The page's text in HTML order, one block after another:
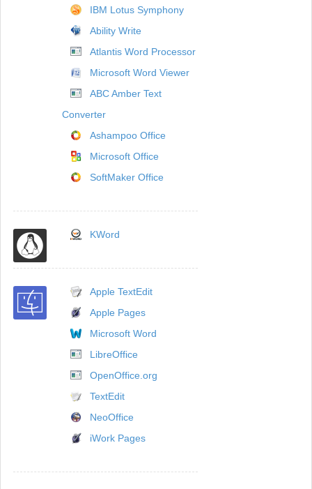
IBM Lotus Symphony
Ability Write
Atlantis Word Processor
Microsoft Word Viewer
ABC Amber Text
Converter
Ashampoo Office
Microsoft Office
SoftMaker Office
KWord
Apple TextEdit
Apple Pages
Microsoft Word
LibreOffice
OpenOffice.org
TextEdit
NeoOffice
iWork Pages